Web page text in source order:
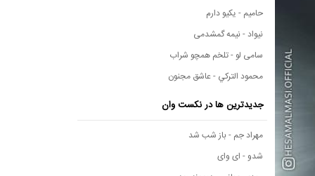
حامیم - یکیو دارم
نیواد - نیمه گمشدمی
سامی لو - تلخم همچو شراب
محمود التركي - عاشق مجنون
جدیدترین ها در نکست وان
مهراد جم - باز شب شد
شدو - ای وای